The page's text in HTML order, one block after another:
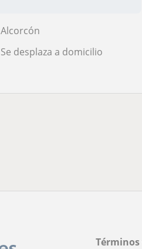
Alcorcón
Se desplaza a domicilio